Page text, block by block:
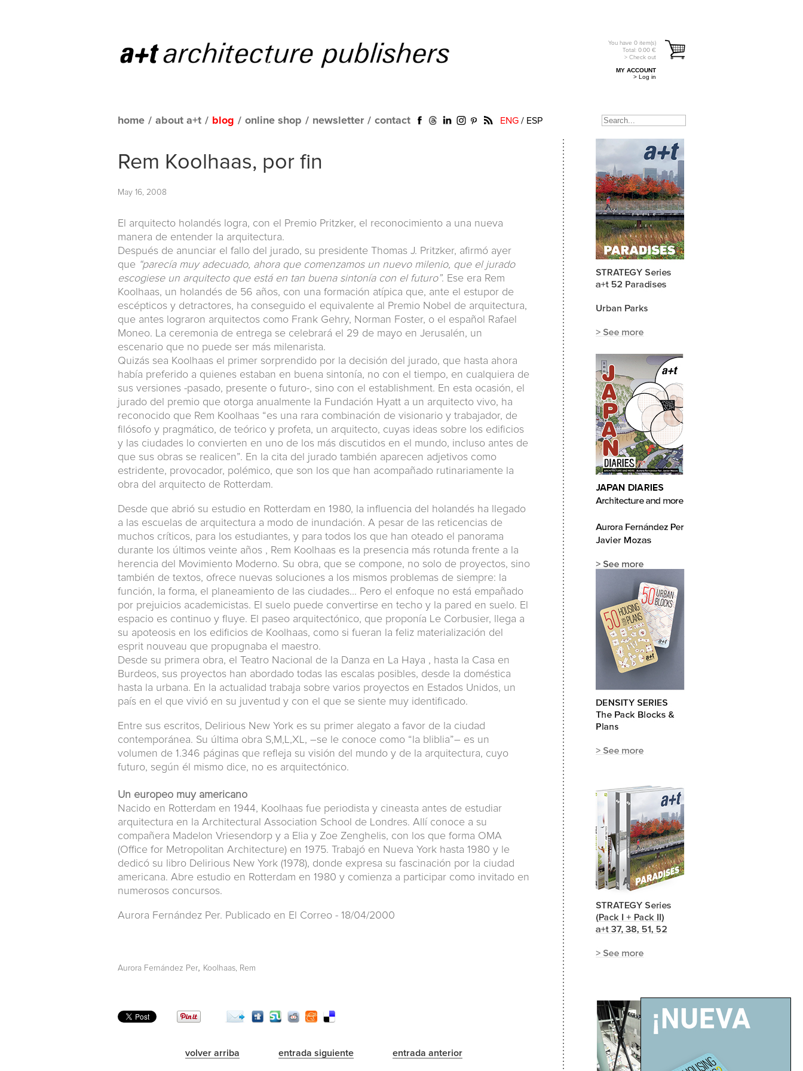
You have 0 item(s)
Total: 0.00 €
> Check out
MY ACCOUNT
> Log in
home / about a+t / blog / online shop / newsletter / contact ENG / ESP
Rem Koolhaas, por fin
May 16, 2008
El arquitecto holandés logra, con el Premio Pritzker, el reconocimiento a una nueva
manera de entender la arquitectura.
Después de anunciar el fallo del jurado, su presidente Thomas J. Pritzker, afirmó ayer
que “parecía muy adecuado, ahora que comenzamos un nuevo milenio, que el jurado
escogiese un arquitecto que está en tan buena sintonía con el futuro”. Ese era Rem
Koolhaas, un holandés de 56 años, con una formación atípica que, ante el estupor de
escépticos y detractores, ha conseguido el equivalente al Premio Nobel de arquitectura,
que antes lograron arquitectos como Frank Gehry, Norman Foster, o el español Rafael
Moneo. La ceremonia de entrega se celebrará el 29 de mayo en Jerusalén, un
escenario que no puede ser más milenarista.
Quizás sea Koolhaas el primer sorprendido por la decisión del jurado, que hasta ahora
había preferido a quienes estaban en buena sintonía, no con el tiempo, en cualquiera de
sus versiones -pasado, presente o futuro-, sino con el establishment. En esta ocasión, el
jurado del premio que otorga anualmente la Fundación Hyatt a un arquitecto vivo, ha
reconocido que Rem Koolhaas “es una rara combinación de visionario y trabajador, de
filósofo y pragmático, de teórico y profeta, un arquitecto, cuyas ideas sobre los edificios
y las ciudades lo convierten en uno de los más discutidos en el mundo, incluso antes de
que sus obras se realicen”. En la cita del jurado también aparecen adjetivos como
estridente, provocador, polémico, que son los que han acompañado rutinariamente la
obra del arquitecto de Rotterdam.
Desde que abrió su estudio en Rotterdam en 1980, la influencia del holandés ha llegado
a las escuelas de arquitectura a modo de inundación. A pesar de las reticencias de
muchos críticos, para los estudiantes, y para todos los que han oteado el panorama
durante los últimos veinte años , Rem Koolhaas es la presencia más rotunda frente a la
herencia del Movimiento Moderno. Su obra, que se compone, no solo de proyectos, sino
también de textos, ofrece nuevas soluciones a los mismos problemas de siempre: la
función, la forma, el planeamiento de las ciudades... Pero el enfoque no está empañado
por prejuicios academicistas. El suelo puede convertirse en techo y la pared en suelo. El
espacio es continuo y fluye. El paseo arquitectónico, que proponía Le Corbusier, llega a
su apoteosis en los edificios de Koolhaas, como si fueran la feliz materialización del
esprit nouveau que propugnaba el maestro.
Desde su primera obra, el Teatro Nacional de la Danza en La Haya , hasta la Casa en
Burdeos, sus proyectos han abordado todas las escalas posibles, desde la doméstica
hasta la urbana. En la actualidad trabaja sobre varios proyectos en Estados Unidos, un
país en el que vivió en su juventud y con el que se siente muy identificado.
Entre sus escritos, Delirious New York es su primer alegato a favor de la ciudad
contemporánea. Su última obra S,M,L,XL, –se le conoce como “la bliblia”– es un
volumen de 1.346 páginas que refleja su visión del mundo y de la arquitectura, cuyo
futuro, según él mismo dice, no es arquitectónico.
Un europeo muy americano
Nacido en Rotterdam en 1944, Koolhaas fue periodista y cineasta antes de estudiar
arquitectura en la Architectural Association School de Londres. Allí conoce a su
compañera Madelon Vriesendorp y a Elia y Zoe Zenghelis, con los que forma OMA
(Office for Metropolitan Architecture) en 1975. Trabajó en Nueva York hasta 1980 y le
dedicó su libro Delirious New York (1978), donde expresa su fascinación por la ciudad
americana. Abre estudio en Rotterdam en 1980 y comienza a participar como invitado en
numerosos concursos.
Aurora Fernández Per. Publicado en El Correo - 18/04/2000
Aurora Fernández Per, Koolhaas, Rem
volver arriba entrada siguiente entrada anterior